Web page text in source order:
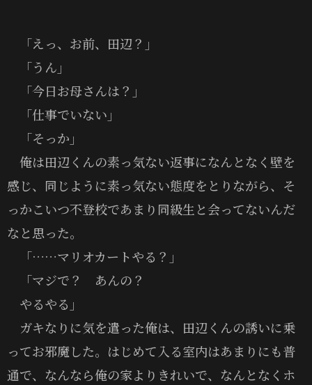
「えっ、お前、田辺？」
「うん」
「今日お母さんは？」
「仕事でいない」
「そっか」
俺は田辺くんの素っ気ない返事になんとなく壁を
感じ、同じように素っ気ない態度をとりながら、そ
っかこいつ不登校であまり同級生と会ってないんだ
なと思った。
「……マリオカートやる？」
「マジで？ あんの？
やるやる」
ガキなりに気を遣った俺は、田辺くんの誘いに乗
ってお邪魔した。はじめて入る室内はあまりにも普
通で、なんなら俺の家よりきれいで、なんとなくホ